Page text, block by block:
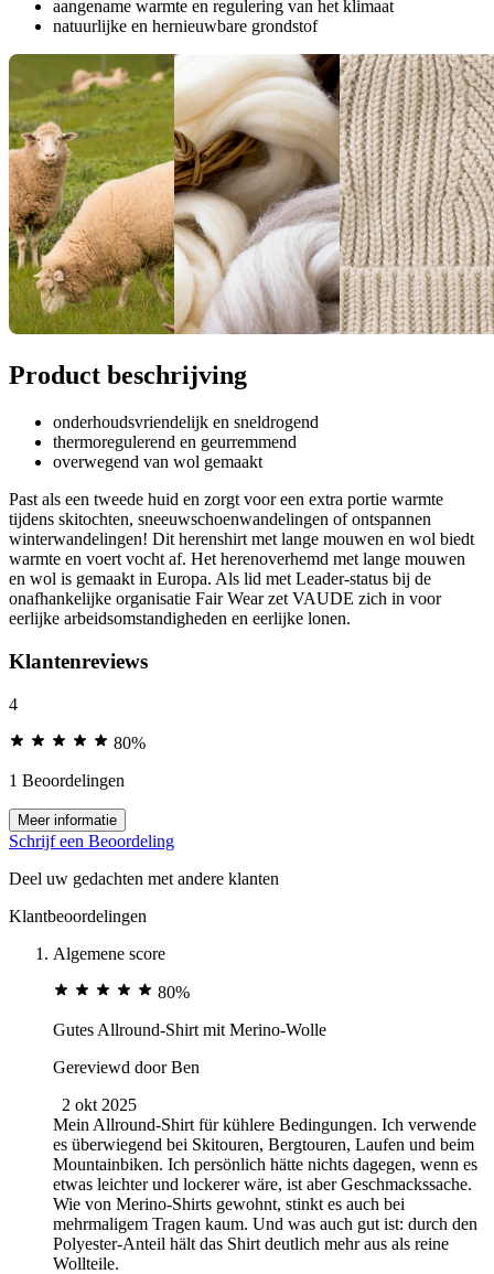
aangename warmte en regulering van het klimaat
natuurlijke en hernieuwbare grondstof
Product beschrijving
onderhoudsvriendelijk en sneldrogend
thermoregulerend en geurremmend
overwegend van wol gemaakt
Past als een tweede huid en zorgt voor een extra portie warmte
tijdens skitochten, sneeuwschoenwandelingen of ontspannen
winterwandelingen! Dit herenshirt met lange mouwen en wol biedt
warmte en voert vocht af. Het herenoverhemd met lange mouwen
en wol is gemaakt in Europa. Als lid met Leader-status bij de
onafhankelijke organisatie Fair Wear zet VAUDE zich in voor
eerlijke arbeidsomstandigheden en eerlijke lonen.
Klantenreviews
4
80%
1 Beoordelingen
Meer informatie
Schrijf een Beoordeling
Deel uw gedachten met andere klanten
Klantbeoordelingen
Algemene score
80%
Gutes Allround-Shirt mit Merino-Wolle
Gereviewd doorBen
2 okt 2025
Mein Allround-Shirt für kühlere Bedingungen. Ich verwende
es überwiegend bei Skitouren, Bergtouren, Laufen und beim
Mountainbiken. Ich persönlich hätte nichts dagegen, wenn es
etwas leichter und lockerer wäre, ist aber Geschmackssache.
Wie von Merino-Shirts gewohnt, stinkt es auch bei
mehrmaligem Tragen kaum. Und was auch gut ist: durch den
Polyester-Anteil hält das Shirt deutlich mehr aus als reine
Wollteile.